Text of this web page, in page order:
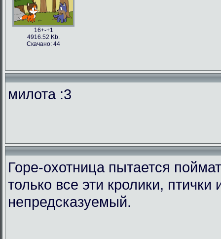
16+-+1
4916.52 Kb.
Скачано: 44
милота :3
Горе-охотница пытается
только все эти кролики,
непредсказуемый.